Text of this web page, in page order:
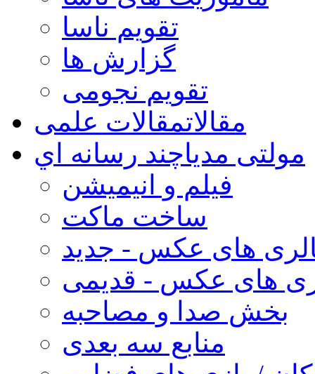
تقویم ناسا
گزارش ها
تقویم نجومی
مقالاتمقالات علمی
مولتی مدیاچند رسانه اي
فیلم و انیمیشن
ساخت ماکت
های عکس - جدید
های عکس - قدیمی
بخش صدا و مصاحبه
منابع سه بعدی